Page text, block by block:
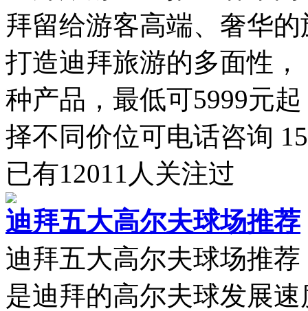
拜留给游客高端、奢华
打造迪拜旅游的多面性
种产品，最低可5999元
择不同价位可电话咨询
已有12011 人关注过
迪拜五大高尔夫球场推荐
迪拜五大高尔夫球场推
是迪拜的高尔夫球发展